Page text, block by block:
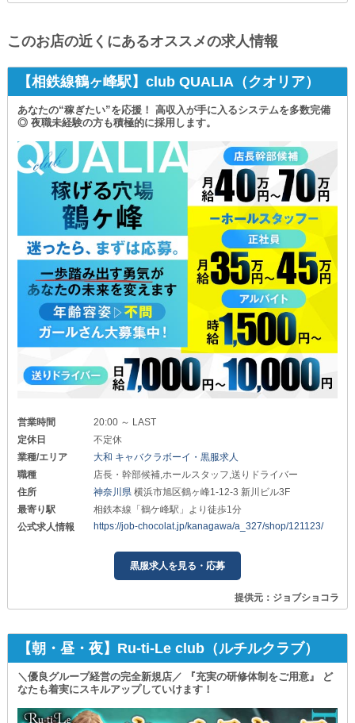
このお店の近くにあるオススメの求人情報
【相鉄線鶴ヶ峰駅】club QUALIA（クオリア）
あなたの“稼ぎたい”を応援！ 高収入が手に入るシステムを多数完備
◎ 夜職未経験の方も積極的に採用します。
営業時間
20:00 ～ LAST
定休日
不定休
業種/エリア
大和 キャバクラボーイ・黒服求人
職種
店長・幹部候補,ホールスタッフ,送りドライバー
住所
神奈川県横浜市旭区鶴ヶ峰1-12-3 新川ビル3F
最寄り駅
相鉄本線「鶴ケ峰駅」より徒歩1分
公式求人情報
https://job-chocolat.jp/kanagawa/a_327/shop/121123/
黒服求人を見る・応募
提供元：ジョブショコラ
【朝・昼・夜】Ru-ti-Le club（ルチルクラブ）
＼優良グループ経営の完全新規店／ 『充実の研修体制をご用意』 ど
なたも着実にスキルアップしていけます！